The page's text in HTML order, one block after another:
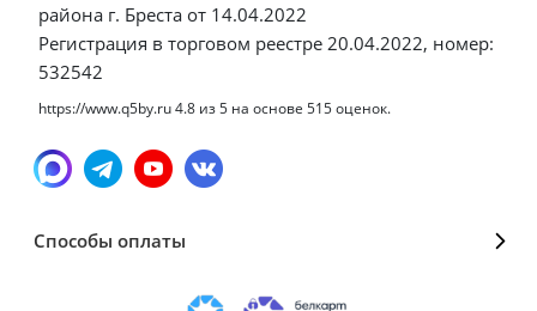
района г. Бреста от 14.04.2022
Регистрация в торговом реестре 20.04.2022, номер:
532542
https://www.q5by.ru4.8 из5 на основе 515оценок.
Способы оплаты